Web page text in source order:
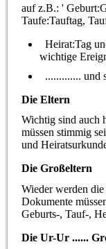
auf z.B.: '
Taufe:Tauftag,
Heirat:Tag
wichtige
............. und
Die Eltern
Wichtig sind auch
müssen stimmig
und
Die Großeltern
Wieder werden
Dokumente
Geburts-, Tauf-,
Die Ur-Ur ......